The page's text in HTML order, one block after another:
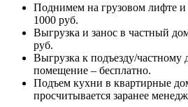
Поднимем на грузовом лифте и
1000 руб.
Выгрузка и занос в частный
руб.
Выгрузка к подъезду/частному
помещение – бесплатно.
Подъем кухни в квартирные
просчитывается заранее